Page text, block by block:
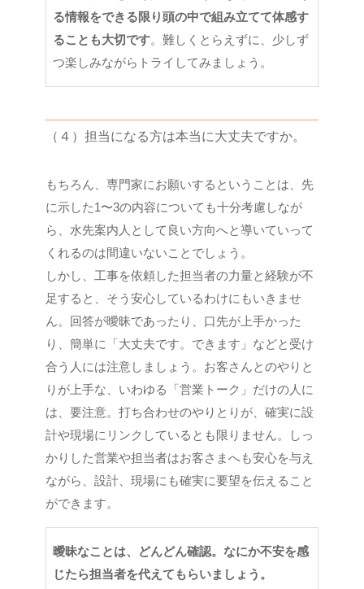
る情報をできる限り頭の中で組み立てて体感す
ることも大切です。難しくとらえずに、少しず
つ楽しみながらトライしてみましょう。
（４）担当になる方は本当に大丈夫ですか。
もちろん、専門家にお願いするということは、先
に示した1〜3の内容についても十分考慮しなが
ら、水先案内人として良い方向へと導いていって
くれるのは間違いないことでしょう。
しかし、工事を依頼した担当者の力量と経験が不
足すると、そう安心しているわけにもいきませ
ん。回答が曖昧であったり、口先が上手かった
り、簡単に「大丈夫です。できます」などと受け
合う人には注意しましょう。お客さんとのやりと
りが上手な、いわゆる「営業トーク」だけの人に
は、要注意。打ち合わせのやりとりが、確実に設
計や現場にリンクしているとも限りません。しっ
かりした営業や担当者はお客さまへも安心を与え
ながら、設計、現場にも確実に要望を伝えること
ができます。
曖昧なことは、どんどん確認。なにか不安を感
じたら担当者を代えてもらいましょう。